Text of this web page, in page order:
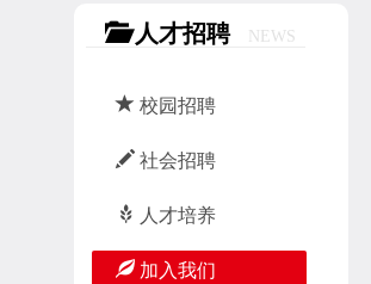
人才招聘 NEWS
校园招聘
社会招聘
人才培养
加入我们